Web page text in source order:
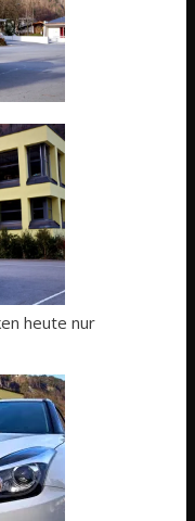
heute nur